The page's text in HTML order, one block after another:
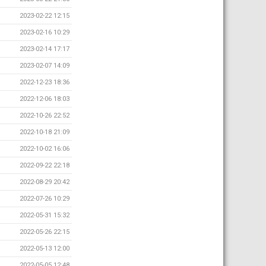
2023-02-22 12:15
2023-02-16 10:29
2023-02-14 17:17
2023-02-07 14:09
2022-12-23 18:36
2022-12-06 18:03
2022-10-26 22:52
2022-10-18 21:09
2022-10-02 16:06
2022-09-22 22:18
2022-08-29 20:42
2022-07-26 10:29
2022-05-31 15:32
2022-05-26 22:15
2022-05-13 12:00